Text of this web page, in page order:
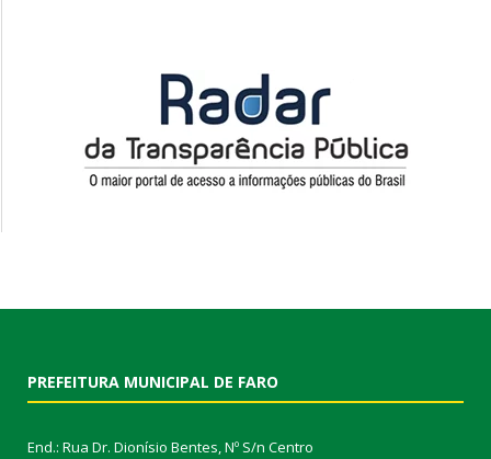
PREFEITURA MUNICIPAL DE FARO
End.: Rua Dr. Dionísio Bentes, Nº S/n Centro